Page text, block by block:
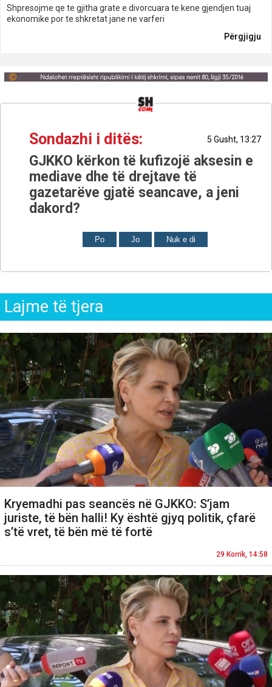
Shpresojme qe te gjitha grate e divorcuara te kene gjendjen tuaj
ekonomike por te shkretat jane ne varferi
Përgjigju
Sondazhi i ditës: 5 Gusht, 13:27
GJKKO kërkon të kufizojë aksesin e
mediave dhe të drejtave të
gazetarëve gjatë seancave, a jeni
dakord?
Po Jo Nuk e di
Lajme të tjera
Kryemadhi pas seancës në GJKKO: S’jam
juriste, të bën halli! Ky është gjyq politik, çfarë
s’të vret, të bën më të fortë
29 Korrik, 14:58